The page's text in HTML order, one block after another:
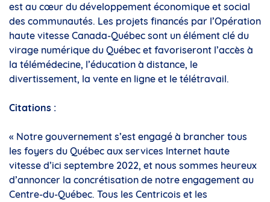
est au cœur du développement économique et social
des communautés. Les projets financés par l’Opération
haute vitesse Canada-Québec sont un élément clé du
virage numérique du Québec et favoriseront l’accès à
la télémédecine, l’éducation à distance, le
divertissement, la vente en ligne et le télétravail.
Citations :
« Notre gouvernement s’est engagé à brancher tous
les foyers du Québec aux services Internet haute
vitesse d’ici septembre 2022, et nous sommes heureux
d’annoncer la concrétisation de notre engagement au
Centre-du-Québec. Tous les Centricois et les